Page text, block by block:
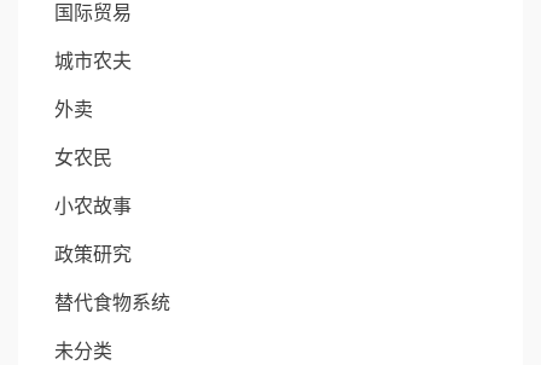
国际贸易
城市农夫
外卖
女农民
小农故事
政策研究
替代食物系统
未分类